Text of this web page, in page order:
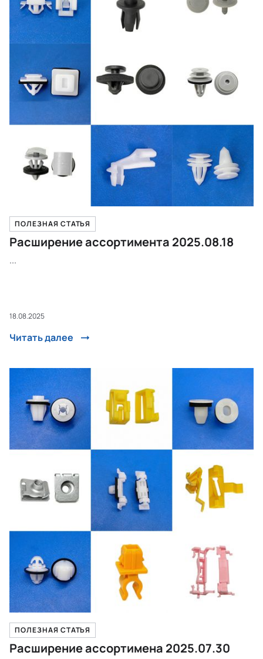
ПОЛЕЗНАЯ СТАТЬЯ
Расширение ассортимента 2025.08.18
...
18.08.2025
Читать далее
ПОЛЕЗНАЯ СТАТЬЯ
Расширение ассортимена 2025.07.30